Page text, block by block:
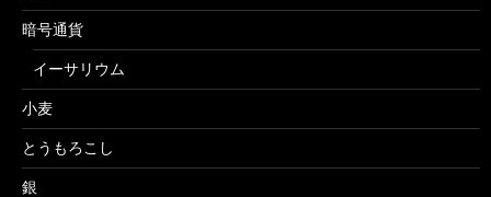
暗号通貨
イーサリウム
小麦
とうもろこし
銀